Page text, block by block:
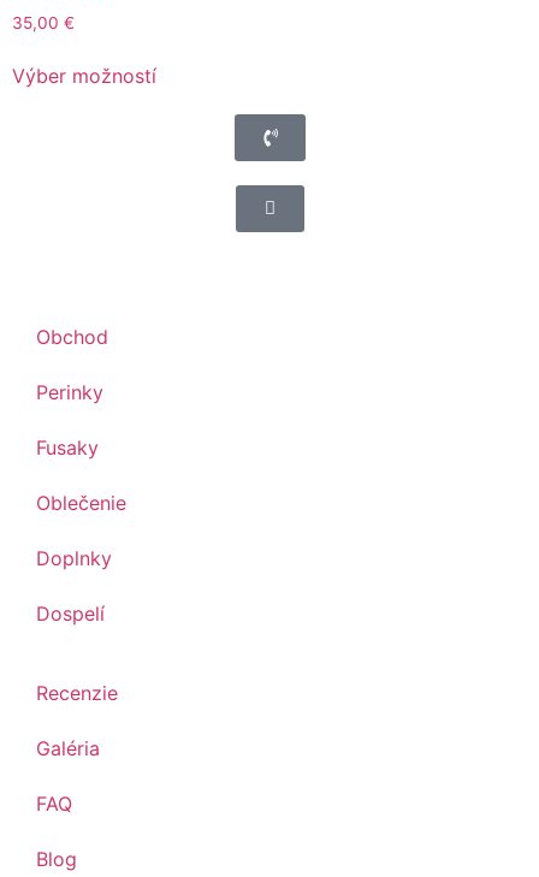
35,00 €
Výber možností
Obchod
Perinky
Fusaky
Oblečenie
Doplnky
Dospelí
Recenzie
Galéria
FAQ
Blog